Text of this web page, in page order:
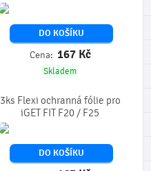
DO KOŠÍKU
Cena: 167 Kč
Skladem
3ks Flexi ochranná fólie pro
iGET FIT F20 / F25
DO KOŠÍKU